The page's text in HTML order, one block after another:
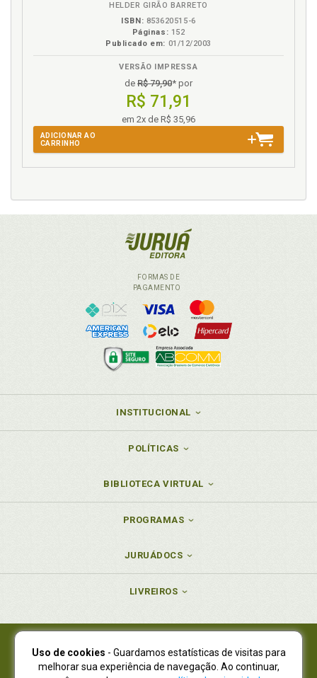
HELDER GIRÃO BARRETO
ISBN: 853620515-6
Páginas: 152
Publicado em: 01/12/2003
VERSÃO IMPRESSA
de R$ 79,90* por
R$ 71,91
em 2x de R$ 35,96
ADICIONAR AO
CARRINHO
FORMAS DE
PAGAMENTO
INSTITUCIONAL
POLÍTICAS
BIBLIOTECA VIRTUAL
PROGRAMAS
JURUÁDOCS
LIVREIROS
Juruá Editora Ltda., CNPJ 77.535.508/0001-19
Juruá Informática Ltda., CNPJ 01.701.561/0001-80
Uso de cookies - Guardamos estatísticas de visitas para
melhorar sua experiência de navegação. Ao continuar,